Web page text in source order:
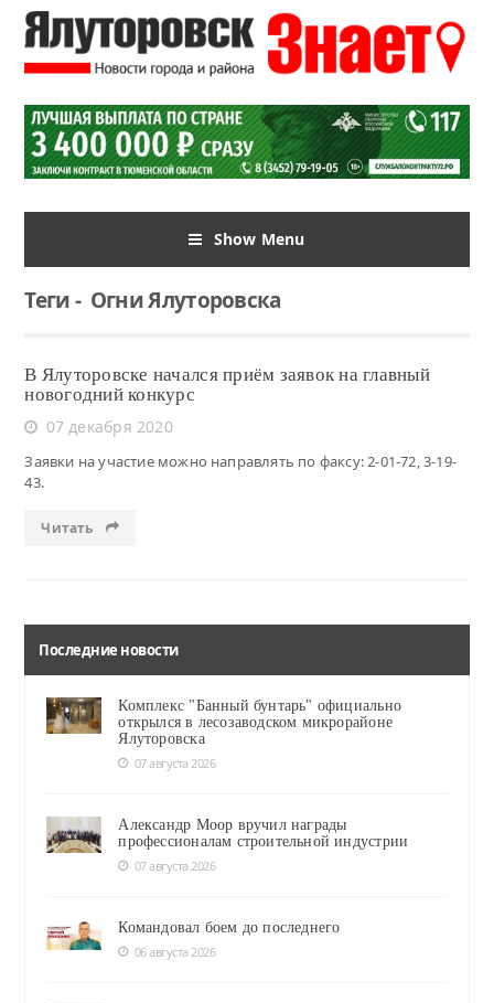
Show Menu
Теги-Огни Ялуторовска
В Ялуторовске начался приём заявок на главный
новогодний конкурс
07 декабря 2020
Заявки на участие можно направлять по факсу: 2-01-72, 3-19-
43.
Читать
Последние новости
Комплекс "Банный бунтарь" официально
открылся в лесозаводском микрорайоне
Ялуторовска
07 августа 2026
Александр Моор вручил награды
профессионалам строительной индустрии
07 августа 2026
Командовал боем до последнего
06 августа 2026